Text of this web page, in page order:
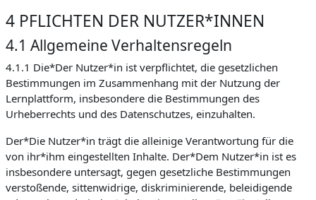
4 PFLICHTEN DER NUTZER*INNEN
4.1 Allgemeine Verhaltensregeln
4.1.1 Die*Der Nutzer*in ist verpflichtet, die gesetzlichen
Bestimmungen im Zusammenhang mit der Nutzung der
Lernplattform, insbesondere die Bestimmungen des
Urheberrechts und des Datenschutzes, einzuhalten.
Der*Die Nutzer*in trägt die alleinige Verantwortung für die
von ihr*ihm eingestellten Inhalte. Der*Dem Nutzer*in ist es
insbesondere untersagt, gegen gesetzliche Bestimmungen
verstoßende, sittenwidrige, diskriminierende, beleidigende